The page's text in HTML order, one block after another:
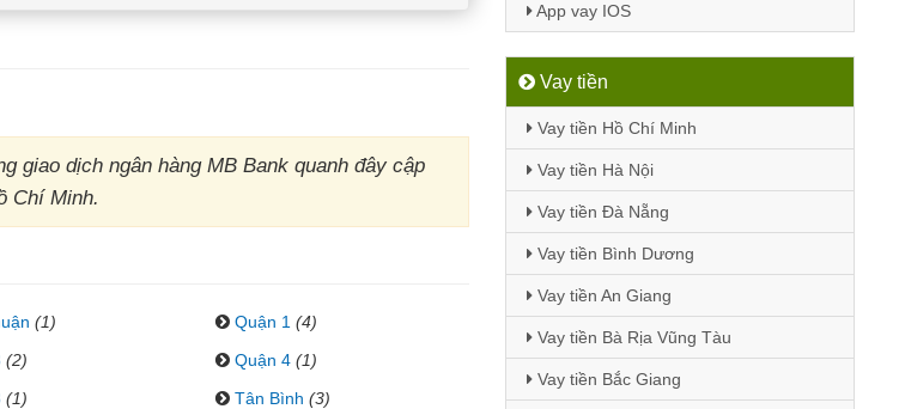
giao dịch ngân hàng MB Bank quanh đây cập
Chí Minh.
(1) Quận 1 (4)
(2) Quận 4 (1)
(1) Tân Bình (3)
App vay IOS
Vay tiền
Vay tiền Hồ Chí Minh
Vay tiền Hà Nội
Vay tiền Đà Nẵng
Vay tiền Bình Dương
Vay tiền An Giang
Vay tiền Bà Rịa Vũng Tàu
Vay tiền Bắc Giang